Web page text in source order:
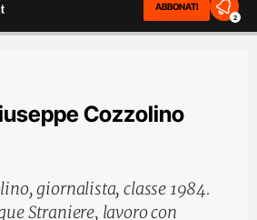
ABBONATI
2
Cozzolino
giornalista, classe 1984.
Straniere, lavoro con